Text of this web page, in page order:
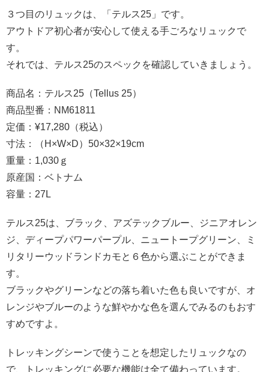
３つ目のリュックは、「テルス25」です。
アウトドア初心者が安心して使える手ごろなリュックで
す。
それでは、テルス25のスペックを確認していきましょう。
商品名：テルス25（Tellus 25）
商品型番：NM61811
定価：¥17,280（税込）
寸法：（H×W×D）50×32×19cm
重量：1,030ｇ
原産国：ベトナム
容量：27L
テルス25は、ブラック、アズテックブルー、ジニアオレン
ジ、ディープパワーパープル、ニュートープグリーン、ミ
リタリーウッドランドカモと６色から選ぶことができま
す。
ブラックやグリーンなどの落ち着いた色も良いですが、オ
レンジやブルーのような鮮やかな色を選んでみるのもおす
すめですよ。
トレッキングシーンで使うことを想定したリュックなの
で、トレッキングに必要な機能は全て備わっています。